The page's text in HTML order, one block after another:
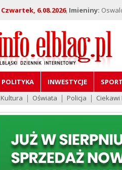
Czwartek, 6.08.2026, Imieniny:
POLITYKA INWESTYCJE SPORT
Kultura
Oświata Policja Ciekawi